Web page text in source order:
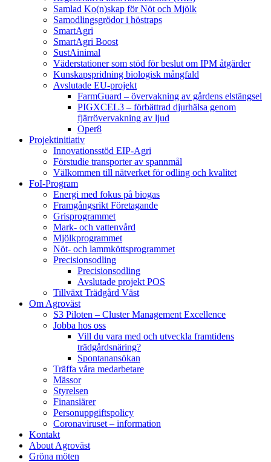
Samlad Ko(n)skap för Nöt och Mjölk
Samodlingsgrödor i höstraps
SmartAgri
SmartAgri Boost
SustAinimal
Väderstationer som stöd för beslut om IPM åtgärder
Kunskapspridning biologisk mångfald
Avslutade EU-projekt
FarmGuard – övervakning av gårdens elstängsel
PIGXCEL3 – förbättrad djurhälsa genom
fjärrövervakning av ljud
Oper8
Projektinitiativ
Innovationsstöd EIP-Agri
Förstudie transporter av spannmål
Välkommen till nätverket för odling och kvalitet
FoI-Program
Energi med fokus på biogas
Framgångsrikt Företagande
Grisprogrammet
Mark- och vattenvård
Mjölkprogrammet
Nöt- och lammköttsprogrammet
Precisionsodling
Precisionsodling
Avslutade projekt POS
Tillväxt Trädgård Väst
Om Agroväst
S3 Piloten – Cluster Management Excellence
Jobba hos oss
Vill du vara med och utveckla framtidens
trädgårdsnäring?
Spontanansökan
Träffa våra medarbetare
Mässor
Styrelsen
Finansiärer
Personuppgiftspolicy
Coronaviruset – information
Kontakt
About Agroväst
Gröna möten